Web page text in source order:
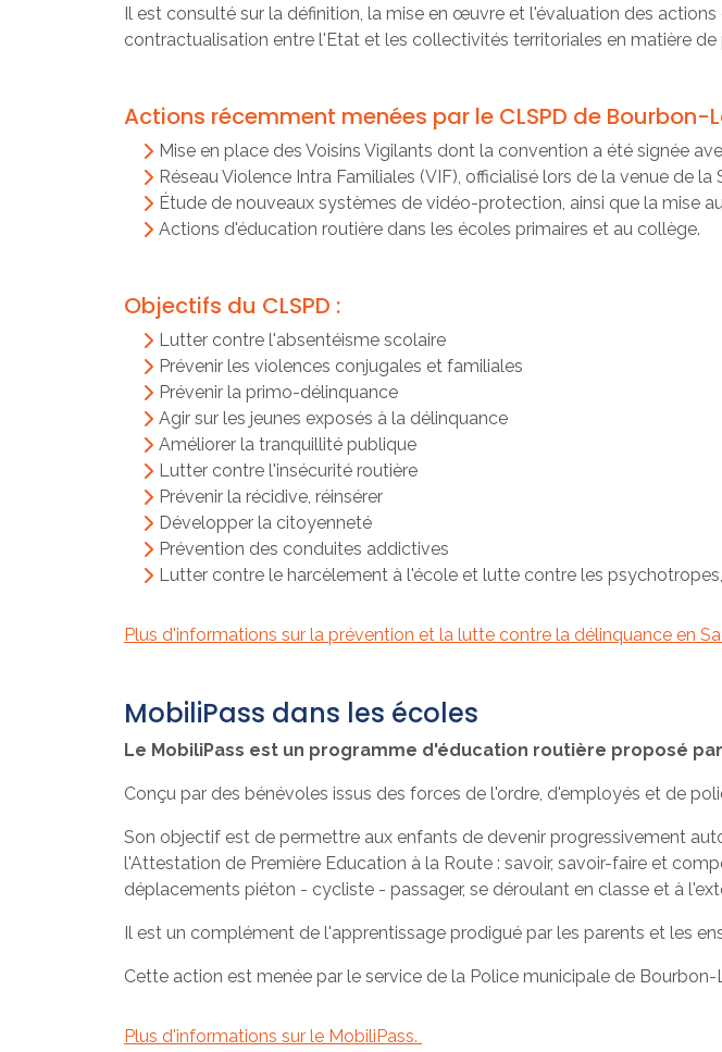
Il est consulté sur la définition, la mise en œuvre et l'évaluation des
contractualisation entre l'Etat et les collectivités territoriales en matière de
Actions récemment menées par le CLSPD de Bourbon-
Mise en place des Voisins Vigilants dont la convention a été signée
Réseau Violence Intra Familiales (VIF), officialisé lors de la venue de
Étude de nouveaux systèmes de vidéo-protection, ainsi que la mise
Actions d'éducation routière dans les écoles primaires et au collège.
Objectifs du CLSPD :
Lutter contre l'absentéisme scolaire
Prévenir les violences conjugales et familiales
Prévenir la primo-délinquance
Agir sur les jeunes exposés à la délinquance
Améliorer la tranquillité publique
Lutter contre l'insécurité routière
Prévenir la récidive, réinsérer
Développer la citoyenneté
Prévention des conduites addictives
Lutter contre le harcèlement à l'école et lutte contre les
Plus d'informations sur la prévention et la lutte contre la délinquance en
MobiliPass dans les écoles
Le MobiliPass est un programme d'éducation routière proposé
Conçu par des bénévoles issus des forces de l'ordre, d'employés et de
Son objectif est de permettre aux enfants de devenir progressivement
l'Attestation de Première Education à la Route : savoir, savoir-faire et
déplacements piéton - cycliste - passager, se déroulant en classe et à
Il est un complément de l'apprentissage prodigué par les parents et les
Cette action est menée par le service de la Police municipale de
Plus d'informations sur le MobiliPass.